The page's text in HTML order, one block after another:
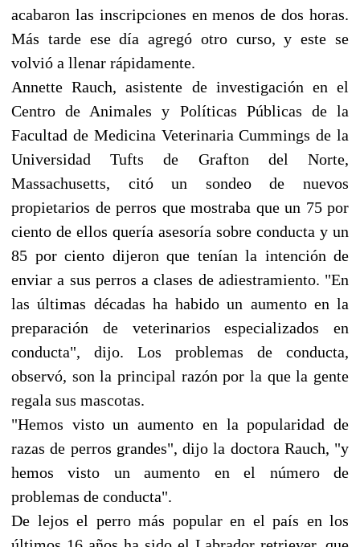
acabaron las inscripciones en menos de dos horas.
Más tarde ese día agregó otro curso, y este se
volvió a llenar rápidamente.
Annette Rauch, asistente de investigación en el
Centro de Animales y Políticas Públicas de la
Facultad de Medicina Veterinaria Cummings de la
Universidad Tufts de Grafton del Norte,
Massachusetts, citó un sondeo de nuevos
propietarios de perros que mostraba que un 75 por
ciento de ellos quería asesoría sobre conducta y un
85 por ciento dijeron que tenían la intención de
enviar a sus perros a clases de adiestramiento. "En
las últimas décadas ha habido un aumento en la
preparación de veterinarios especializados en
conducta", dijo. Los problemas de conducta,
observó, son la principal razón por la que la gente
regala sus mascotas.
"Hemos visto un aumento en la popularidad de
razas de perros grandes", dijo la doctora Rauch, "y
hemos visto un aumento en el número de
problemas de conducta".
De lejos el perro más popular en el país en los